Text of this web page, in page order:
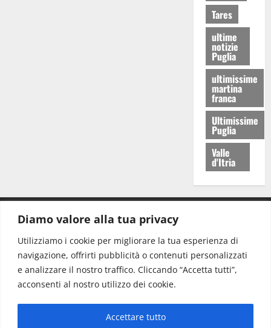
Diamo valore alla tua privacy
Utilizziamo i cookie per migliorare la tua esperienza di
navigazione, offrirti pubblicità o contenuti personalizzati
e analizzare il nostro traffico. Cliccando “Accetta tutti”,
acconsenti al nostro utilizzo dei cookie.
Accettare tutto
Tares
ultime
notizie
Puglia
ultimissime
martina
franca
Ultimissime
Puglia
Valle
d'Itria
Redazione: redazione@www.martinasera.it
Direttore:direttore@www.martinasera.it
Info & Commerciale:info@www.martinasera.it